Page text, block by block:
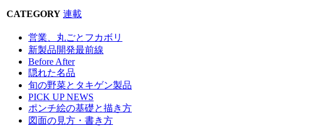
CATEGORY 連載
営業、丸ごとフカボリ
新製品開発最前線
Before After
隠れた名品
旬の野菜とタキゲン製品
PICK UP NEWS
ポンチ絵の基礎と描き方
図面の見方・書き方